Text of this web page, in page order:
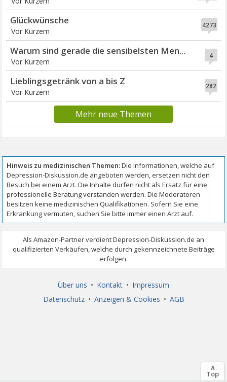
4273
Glückwünsche
Vor Kurzem
4
Warum sind gerade die sensibelsten Men...
Vor Kurzem
282
Lieblingsgetränk von a bis Z
Vor Kurzem
Mehr neue Themen
Über uns • Kontakt • Impressum
Datenschutz • Anzeigen & Cookies • AGB
∧
Top